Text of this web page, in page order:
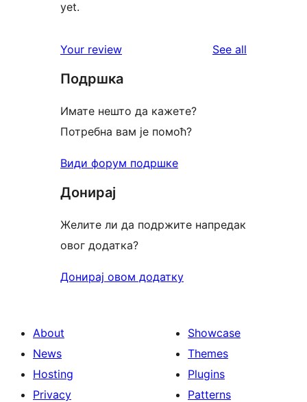
yet.
Your review See all
Подршка
Имате нешто да кажете?
Потребна вам је помоћ?
Види форум подршке
Донирај
Желите ли да подржите напредак
овог додатка?
Донирај овом додатку
About
News
Hosting
Privacy
Showcase
Themes
Plugins
Patterns